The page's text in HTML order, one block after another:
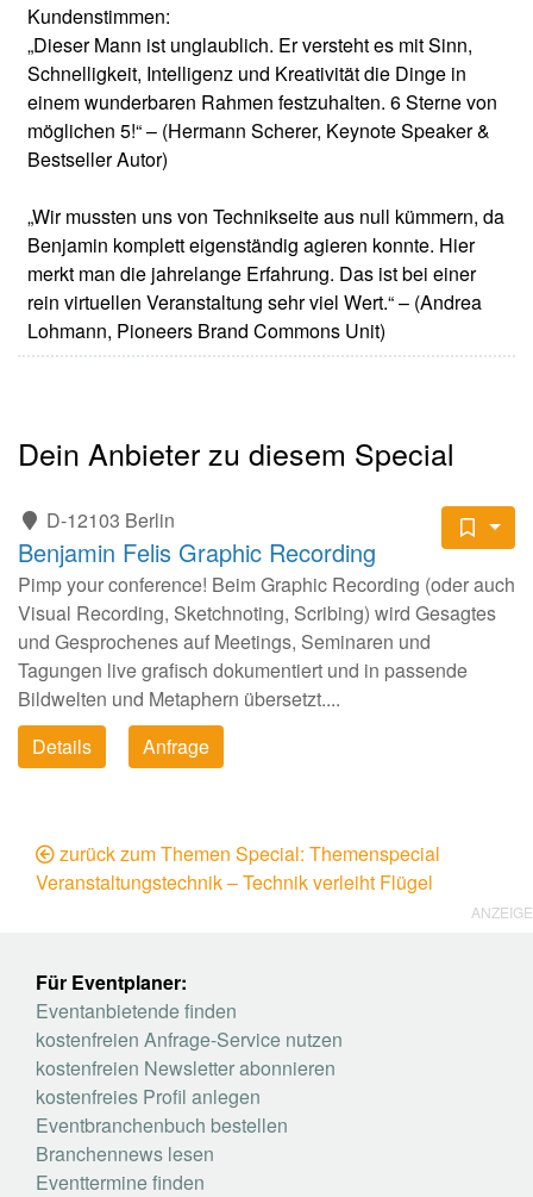
Kundenstimmen:
„Dieser Mann ist unglaublich. Er versteht es mit Sinn,
Schnelligkeit, Intelligenz und Kreativität die Dinge in
einem wunderbaren Rahmen festzuhalten. 6 Sterne von
möglichen 5!“ – (Hermann Scherer, Keynote Speaker &
Bestseller Autor)
„Wir mussten uns von Technikseite aus null kümmern, da
Benjamin komplett eigenständig agieren konnte. Hier
merkt man die jahrelange Erfahrung. Das ist bei einer
rein virtuellen Veranstaltung sehr viel Wert.“ – (Andrea
Lohmann, Pioneers Brand Commons Unit)
Dein Anbieter zu diesem Special
D-12103 Berlin
Benjamin Felis Graphic Recording
Pimp your conference! Beim Graphic Recording (oder auch
Visual Recording, Sketchnoting, Scribing) wird Gesagtes
und Gesprochenes auf Meetings, Seminaren und
Tagungen live grafisch dokumentiert und in passende
Bildwelten und Metaphern übersetzt....
Details
Anfrage
zurück zum Themen Special: Themenspecial
Veranstaltungstechnik – Technik verleiht Flügel
ANZEIGE
Für Eventplaner:
Eventanbietende finden
kostenfreien Anfrage-Service nutzen
kostenfreien Newsletter abonnieren
kostenfreies Profil anlegen
Eventbranchenbuch bestellen
Branchennews lesen
Eventtermine finden